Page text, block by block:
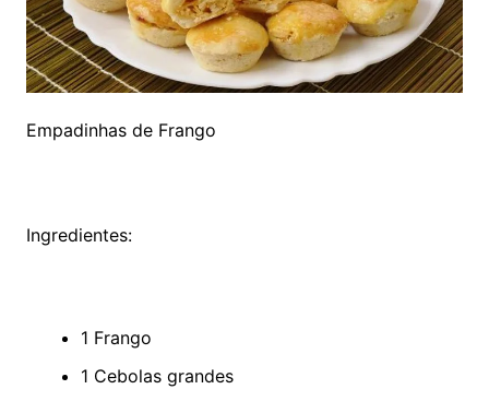
Empadinhas de Frango
Ingredientes:
1 Frango
1 Cebolas grandes